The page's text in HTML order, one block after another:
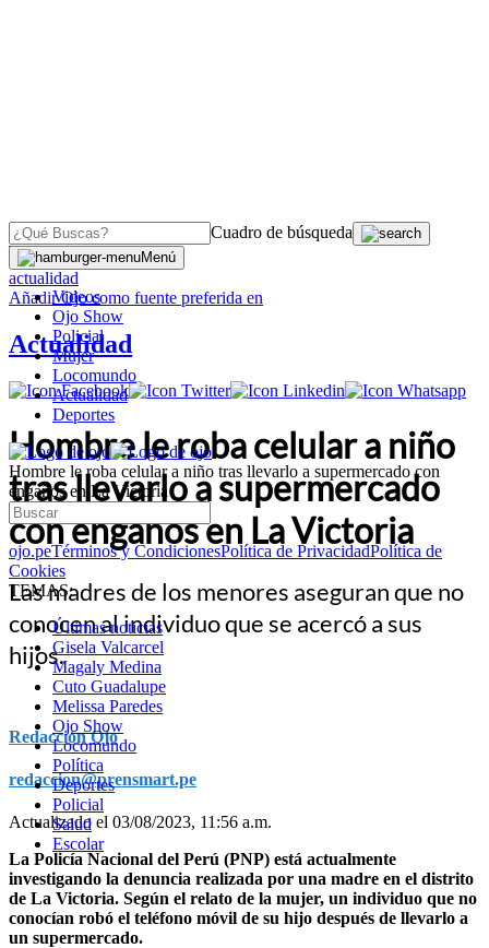
Cuadro de búsqueda
Menú
Videos
Ojo Show
Policial
Mujer
Locomundo
Actualidad
Deportes
Hombre le roba celular a niño tras llevarlo a supermercado con
engaños en La Victoria
ojo.peTérminos y CondicionesPolítica de PrivacidadPolítica de
Cookies
TEMAS:
Últimas noticias
Gisela Valcarcel
Magaly Medina
Cuto Guadalupe
Melissa Paredes
Ojo Show
Locomundo
Política
Deportes
Policial
Salud
Escolar
OJO
actualidad
AñadirOjocomo fuente preferida en
Actualidad
Hombre le roba celular a niño
tras llevarlo a supermercado
con engaños en La Victoria
Las madres de los menores aseguran que no
conocen al individuo que se acercó a sus
hijos.
Redacción Ojo
redaccion@prensmart.pe
Actualizado el 03/08/2023, 11:56 a.m.
La Policía Nacional del Perú (PNP) está actualmente
investigando la denuncia realizada por una madre en el distrito
de La Victoria. Según el relato de la mujer, un individuo que no
conocían robó el teléfono móvil de su hijo después de llevarlo a
un supermercado.